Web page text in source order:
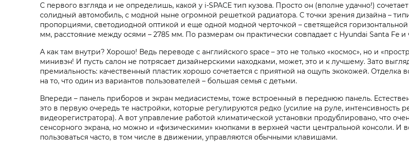
С первого взгляда и не определишь, какой у i‑SPACE тип кузова. Просто он (вполне удачно!)
солидный автомобиль, с модной ныне огромной решеткой радиатора. С точки зрения дизайна –
пропорциями, светодиодной оптикой и еще одной модной черточкой – светящейся
мм, расстояние между осями – 2785 мм. По размерам он практически совпадает с Hyundai Santa Fe
А как там внутри? Хорошо! Ведь переводе с английского space – это не только «космос», но и
минивэн! И пусть салон не потрясает дизайнерскими находками, может, это и к лучшему. Зато
премиальность: качественный пластик хорошо сочетается с приятной на ощупь экокожей. Отделка
на то, что один из вариантов пользователей – большая семья с детьми.
Впереди – панель приборов и экран медиасистемы, тоже встроенный в переднюю панель.
это в первую очередь те настройки, которые регулируются редко (усилие на руле,
видеорегистратора). А вот управление работой климатической установки продублировано, что
сенсорного экрана, но можно и «физическими» кнопками в верхней части центральной консоли. И
пользоваться часто, в том числе в движении, управляются обычными клавишами.